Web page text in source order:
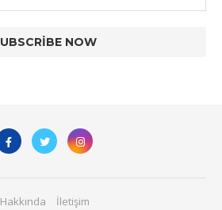
Hakkında İletişim